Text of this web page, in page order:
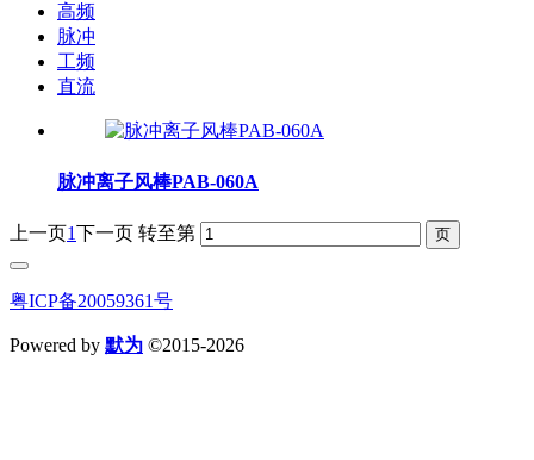
高频
脉冲
工频
直流
脉冲离子风棒PAB-060A
上一页1下一页 转至第
粤ICP备20059361号
Powered by 默为 ©2015-2026